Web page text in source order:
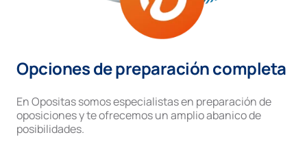
Opciones de preparación completa
En Opositas somos especialistas en preparación de
oposiciones y te ofrecemos un amplio abanico de
posibilidades.